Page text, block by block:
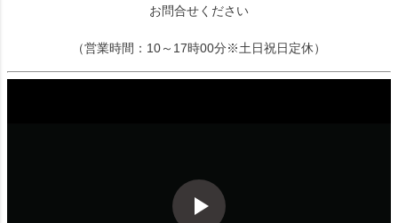
お問合せください
（営業時間：10～17時00分※土日祝日定休）